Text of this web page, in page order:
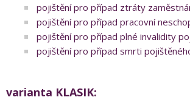
pojištění pro případ ztráty
pojištění pro případ pracovní
pojištění pro případ plné invalidity
pojištění pro případ smrti
varianta KLASIK: